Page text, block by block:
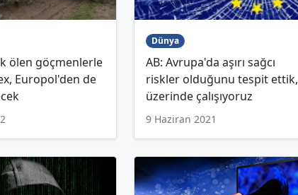
ölen göçmenlerle
Europol'den de
Dünya
AB: Avrupa'da aşırı sağcı
riskler olduğunu tespit ettik,
üzerinde çalışıyoruz
9 Haziran 2021